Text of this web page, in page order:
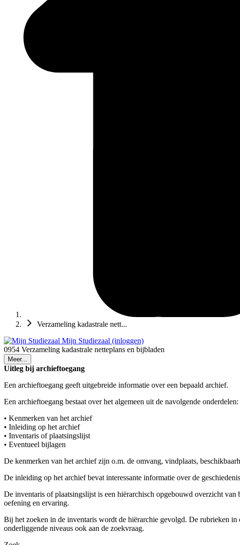
Verzameling kadastrale nett...
Mijn Studiezaal (inloggen)
0954 Verzameling kadastrale netteplans en bijbladen
Meer...
Uitleg bij archieftoegang
Een archieftoegang geeft uitgebreide informatie over een bepaald archief.
Een archieftoegang bestaat over het algemeen uit de navolgende onderdelen:
• Kenmerken van het archief
• Inleiding op het archief
• Inventaris of plaatsingslijst
• Eventueel bijlagen
De kenmerken van het archief zijn o.m. de omvang, vindplaats,
De inleiding op het archief bevat interessante informatie over de
De inventaris of plaatsingslijst is een hiërarchisch opgebouwd overzicht
oefening en ervaring.
Bij het zoeken in de inventaris wordt de hiërarchie gevolgd. De rubrieken
onderliggende niveaus ook aan de zoekvraag.